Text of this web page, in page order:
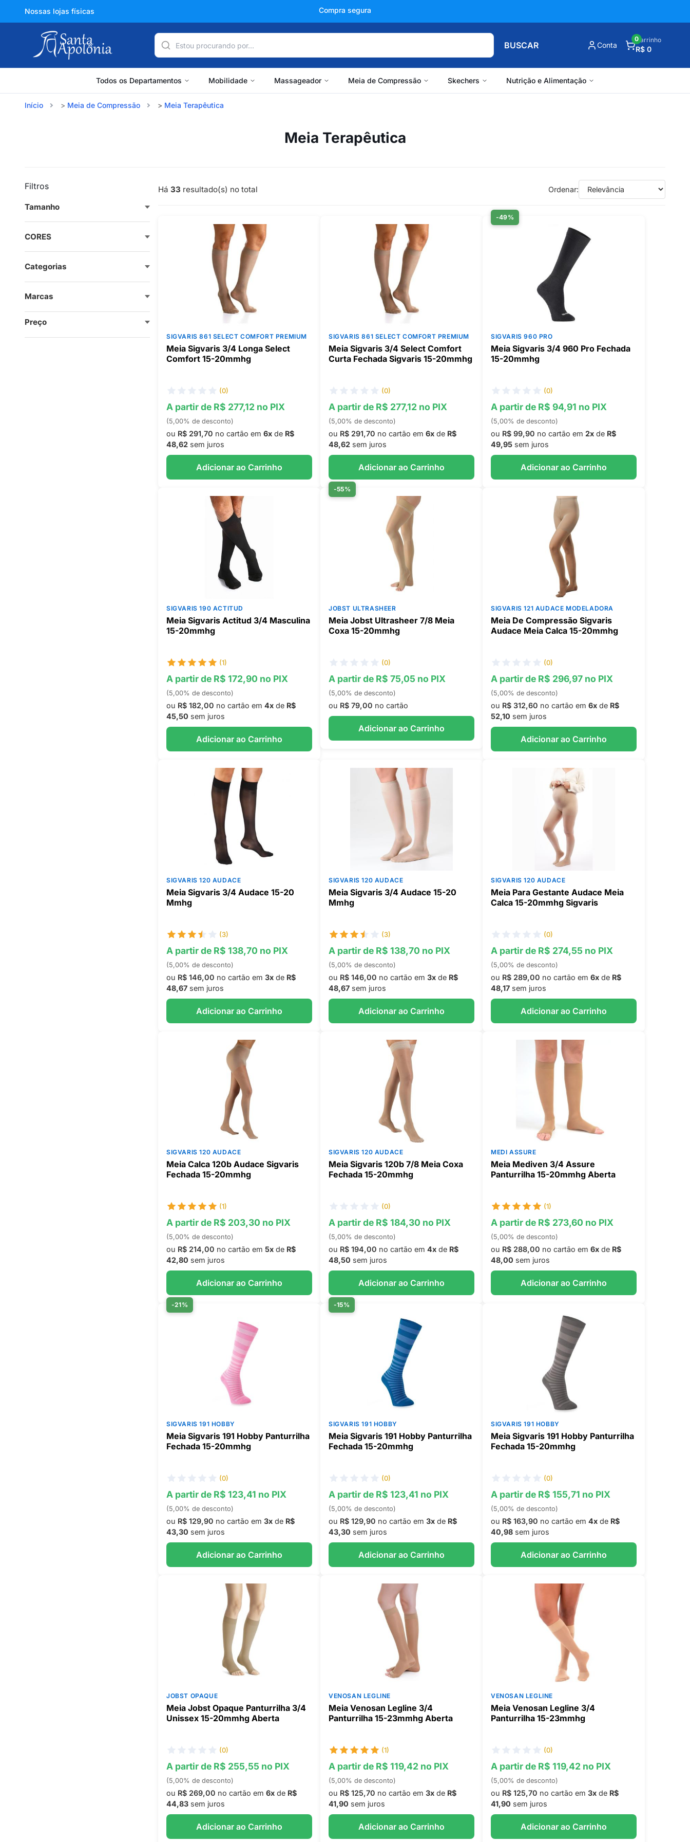
Nossas lojas físicas Compra segura
BUSCAR Conta
Carrinho
R$ 0
0
Todos os Departamentos Mobilidade Massageador Meia de Compressão Skechers Nutrição e Alimentação
Início Meia de Compressão Meia Terapêutica
Meia Terapêutica
Filtros
Preço
CORES
Tamanho
Categorias
Marcas
Há 33 resultado(s) no total Ordenar:
SIGVARIS 861 SELECT COMFORT PREMIUM
Meia Sigvaris 3/4 Longa Select
Comfort 15-20mmhg
(0)
A partir de R$ 277,12 no PIX
(5,00% de desconto)
ou R$ 291,70 no cartão em 6xde R$
48,62sem juros
Adicionar ao Carrinho
SIGVARIS 861 SELECT COMFORT PREMIUM
Meia Sigvaris 3/4 Select Comfort
Curta Fechada Sigvaris 15-20mmhg
(0)
A partir de R$ 277,12 no PIX
(5,00% de desconto)
ou R$ 291,70 no cartão em 6xde R$
48,62sem juros
Adicionar ao Carrinho
-49%
SIGVARIS 960 PRO
Meia Sigvaris 3/4 960 Pro Fechada
15-20mmhg
(0)
A partir de R$ 94,91 no PIX
(5,00% de desconto)
ou R$ 99,90 no cartão em 2xde R$
49,95sem juros
Adicionar ao Carrinho
SIGVARIS 190 ACTITUD
Meia Sigvaris Actitud 3/4 Masculina
15-20mmhg
(1)
A partir de R$ 172,90 no PIX
(5,00% de desconto)
ou R$ 182,00 no cartão em 4xde R$
45,50 sem juros
Adicionar ao Carrinho
-55%
JOBST ULTRASHEER
Meia Jobst Ultrasheer 7/8 Meia
Coxa 15-20mmhg
(0)
A partir de R$ 75,05 no PIX
(5,00% de desconto)
ou R$ 79,00 no cartão
Adicionar ao Carrinho
SIGVARIS 121 AUDACE MODELADORA
Meia De Compressão Sigvaris
Audace Meia Calca 15-20mmhg
(0)
A partir de R$ 296,97 no PIX
(5,00% de desconto)
ou R$ 312,60 no cartão em 6xde R$
52,10 sem juros
Adicionar ao Carrinho
SIGVARIS 120 AUDACE
Meia Sigvaris 3/4 Audace 15-20
Mmhg
(3)
A partir de R$ 138,70 no PIX
(5,00% de desconto)
ou R$ 146,00 no cartão em 3xde R$
48,67sem juros
Adicionar ao Carrinho
SIGVARIS 120 AUDACE
Meia Sigvaris 3/4 Audace 15-20
Mmhg
(3)
A partir de R$ 138,70 no PIX
(5,00% de desconto)
ou R$ 146,00 no cartão em 3xde R$
48,67sem juros
Adicionar ao Carrinho
SIGVARIS 120 AUDACE
Meia Para Gestante Audace Meia
Calca 15-20mmhg Sigvaris
(0)
A partir de R$ 274,55 no PIX
(5,00% de desconto)
ou R$ 289,00 no cartão em 6xde R$
48,17sem juros
Adicionar ao Carrinho
SIGVARIS 120 AUDACE
Meia Calca 120b Audace Sigvaris
Fechada 15-20mmhg
(1)
A partir de R$ 203,30 no PIX
(5,00% de desconto)
ou R$ 214,00 no cartão em 5xde R$
42,80 sem juros
Adicionar ao Carrinho
SIGVARIS 120 AUDACE
Meia Sigvaris 120b 7/8 Meia Coxa
Fechada 15-20mmhg
(0)
A partir de R$ 184,30 no PIX
(5,00% de desconto)
ou R$ 194,00 no cartão em 4xde R$
48,50 sem juros
Adicionar ao Carrinho
MEDI ASSURE
Meia Mediven 3/4 Assure
Panturrilha 15-20mmhg Aberta
(1)
A partir de R$ 273,60 no PIX
(5,00% de desconto)
ou R$ 288,00 no cartão em 6xde R$
48,00 sem juros
Adicionar ao Carrinho
-21%
SIGVARIS 191 HOBBY
Meia Sigvaris 191 Hobby Panturrilha
Fechada 15-20mmhg
(0)
A partir de R$ 123,41 no PIX
(5,00% de desconto)
ou R$ 129,90 no cartão em 3xde R$
43,30 sem juros
Adicionar ao Carrinho
-15%
SIGVARIS 191 HOBBY
Meia Sigvaris 191 Hobby Panturrilha
Fechada 15-20mmhg
(0)
A partir de R$ 123,41 no PIX
(5,00% de desconto)
ou R$ 129,90 no cartão em 3xde R$
43,30 sem juros
Adicionar ao Carrinho
SIGVARIS 191 HOBBY
Meia Sigvaris 191 Hobby Panturrilha
Fechada 15-20mmhg
(0)
A partir de R$ 155,71 no PIX
(5,00% de desconto)
ou R$ 163,90 no cartão em 4xde R$
40,98sem juros
Adicionar ao Carrinho
JOBST OPAQUE
Meia Jobst Opaque Panturrilha 3/4
Unissex 15-20mmhg Aberta
(0)
A partir de R$ 255,55 no PIX
(5,00% de desconto)
ou R$ 269,00 no cartão em 6xde R$
44,83sem juros
Adicionar ao Carrinho
VENOSAN LEGLINE
Meia Venosan Legline 3/4
Panturrilha 15-23mmhg Aberta
(1)
A partir de R$ 119,42 no PIX
(5,00% de desconto)
ou R$ 125,70 no cartão em 3xde R$
41,90 sem juros
Adicionar ao Carrinho
VENOSAN LEGLINE
Meia Venosan Legline 3/4
Panturrilha 15-23mmhg
(0)
A partir de R$ 119,42 no PIX
(5,00% de desconto)
ou R$ 125,70 no cartão em 3xde R$
41,90 sem juros
Adicionar ao Carrinho